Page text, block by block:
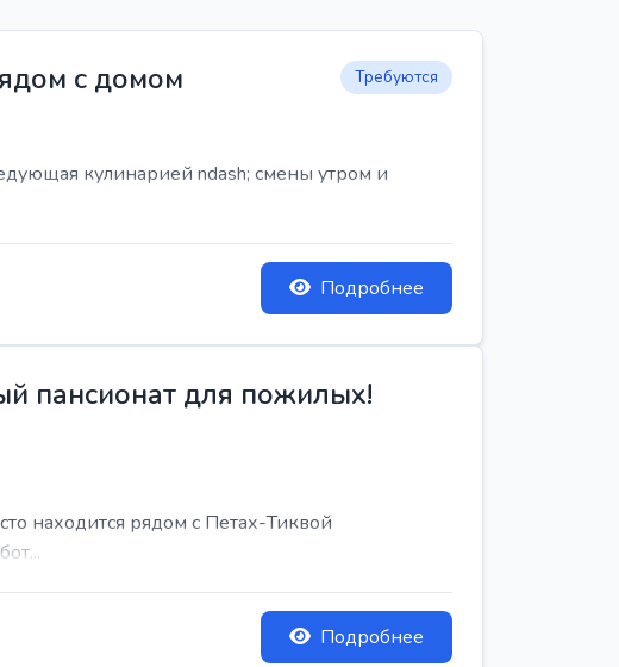
с домом Требуются
кулинарией ndash; смены утром и
Подробнее
пансионат для пожилых!
находится рядом с Петах-Тиквой
Подробнее